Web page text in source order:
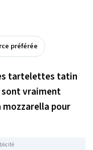
préférée
tartelettes tatin
vraiment
mozzarella pour